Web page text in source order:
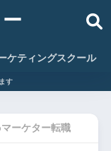
ケティングスクール
す
ーケター転職